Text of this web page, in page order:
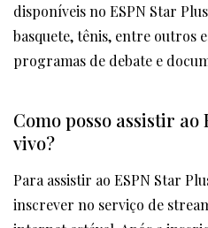
disponíveis no ESPN Star
basquete, tênis, entre outros
programas de debate e
Como posso assistir ao
vivo?
Para assistir ao ESPN Star
inscrever no serviço de